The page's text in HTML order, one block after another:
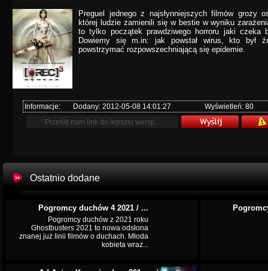
Preguel jednego z najsłynniejszych filmów grozy
której ludzie zamienili się w bestie w wyniku
to tylko początek prawdziwego horroru jaki czeka
Dowiemy się m.in: jak powstał wirus, kto był
powstrzymać rozpowszechniającą się epidemie.
Informacje: Dodany: 2012-05-08 14:01:27 Wyświetleń: 80
Ostatnio dodane
Pogromcy duchów 4 2021 / ...
Pogromcy duchów z 2021 roku
Ghostbusters 2021 to nowa odsłona
znanej już linii filmów o duchach. Młoda
kobieta wraz...